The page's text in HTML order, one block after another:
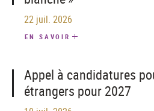
22 juil. 2026
EN SAVOIR
Appel à candidatures
étrangers pour 2027